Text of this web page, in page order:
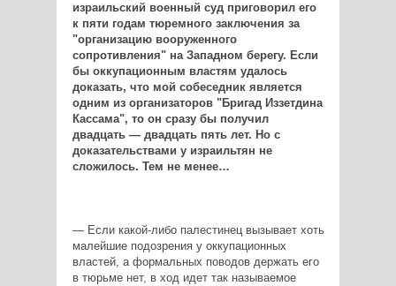
израильский военный суд приговорил его
к пяти годам тюремного заключения за
"организацию вооруженного
сопротивления" на Западном берегу. Если
бы оккупационным властям удалось
доказать, что мой собеседник является
одним из организаторов "Бригад Иззетдина
Кассама", то он сразу бы получил
двадцать — двадцать пять лет. Но с
доказательствами у израильтян не
сложилось. Тем не менее…
— Если какой-либо палестинец вызывает хоть
малейшие подозрения у оккупационных
властей, а формальных поводов держать его
в тюрьме нет, в ход идет так называемое